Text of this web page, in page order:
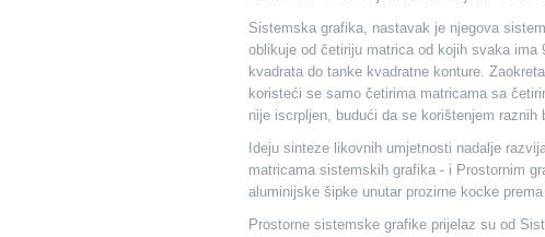
Sistemska grafika, nastavak je njegova
oblikuje od četiriju matrica od kojih svaka ima
kvadrata do tanke kvadratne konture.
koristeći se samo četirima matricama sa
nije iscrpljen, budući da se korištenjem raznih
Ideju sinteze likovnih umjetnosti nadalje
matricama sistemskih grafika - i Prostornim
aluminijske šipke unutar prozirne kocke
Prostorne sistemske grafike prijelaz su od